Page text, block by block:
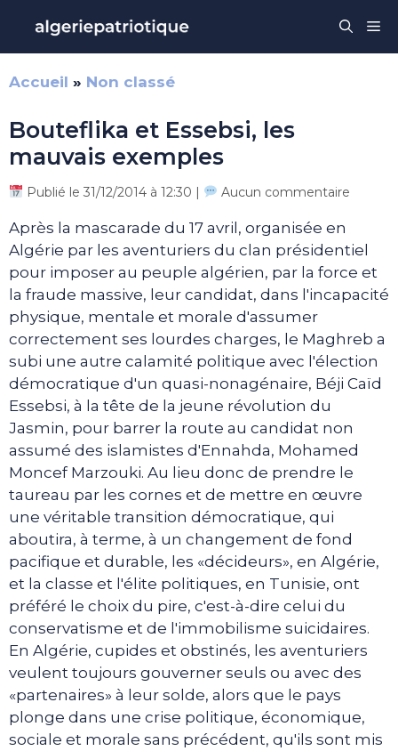
contenu
Accueil » Non classé
Bouteflika et Essebsi, les
mauvais exemples
Publié le 31/12/2014 à 12:30 | Aucun commentaire
Après la mascarade du 17 avril, organisée en
Algérie par les aventuriers du clan présidentiel
pour imposer au peuple algérien, par la force et
la fraude massive, leur candidat, dans l'incapacité
physique, mentale et morale d'assumer
correctement ses lourdes charges, le Maghreb a
subi une autre calamité politique avec l'élection
démocratique d'un quasi-nonagénaire, Béji Caïd
Essebsi, à la tête de la jeune révolution du
Jasmin, pour barrer la route au candidat non
assumé des islamistes d'Ennahda, Mohamed
Moncef Marzouki. Au lieu donc de prendre le
taureau par les cornes et de mettre en œuvre
une véritable transition démocratique, qui
aboutira, à terme, à un changement de fond
pacifique et durable, les «décideurs», en Algérie,
et la classe et l'élite politiques, en Tunisie, ont
préféré le choix du pire, c'est-à-dire celui du
conservatisme et de l'immobilisme suicidaires.
En Algérie, cupides et obstinés, les aventuriers
veulent toujours gouverner seuls ou avec des
«partenaires» à leur solde, alors que le pays
plonge dans une crise politique, économique,
sociale et morale sans précédent, qu'ils sont mis